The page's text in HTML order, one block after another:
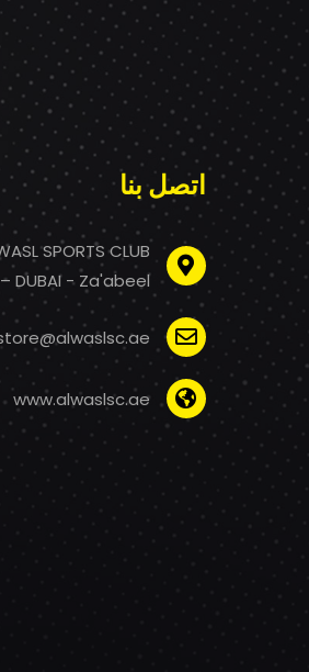
اتصل بنا
SPORTS CLUB
– DUBAI - Za'abeel
www.alwaslsc.ae